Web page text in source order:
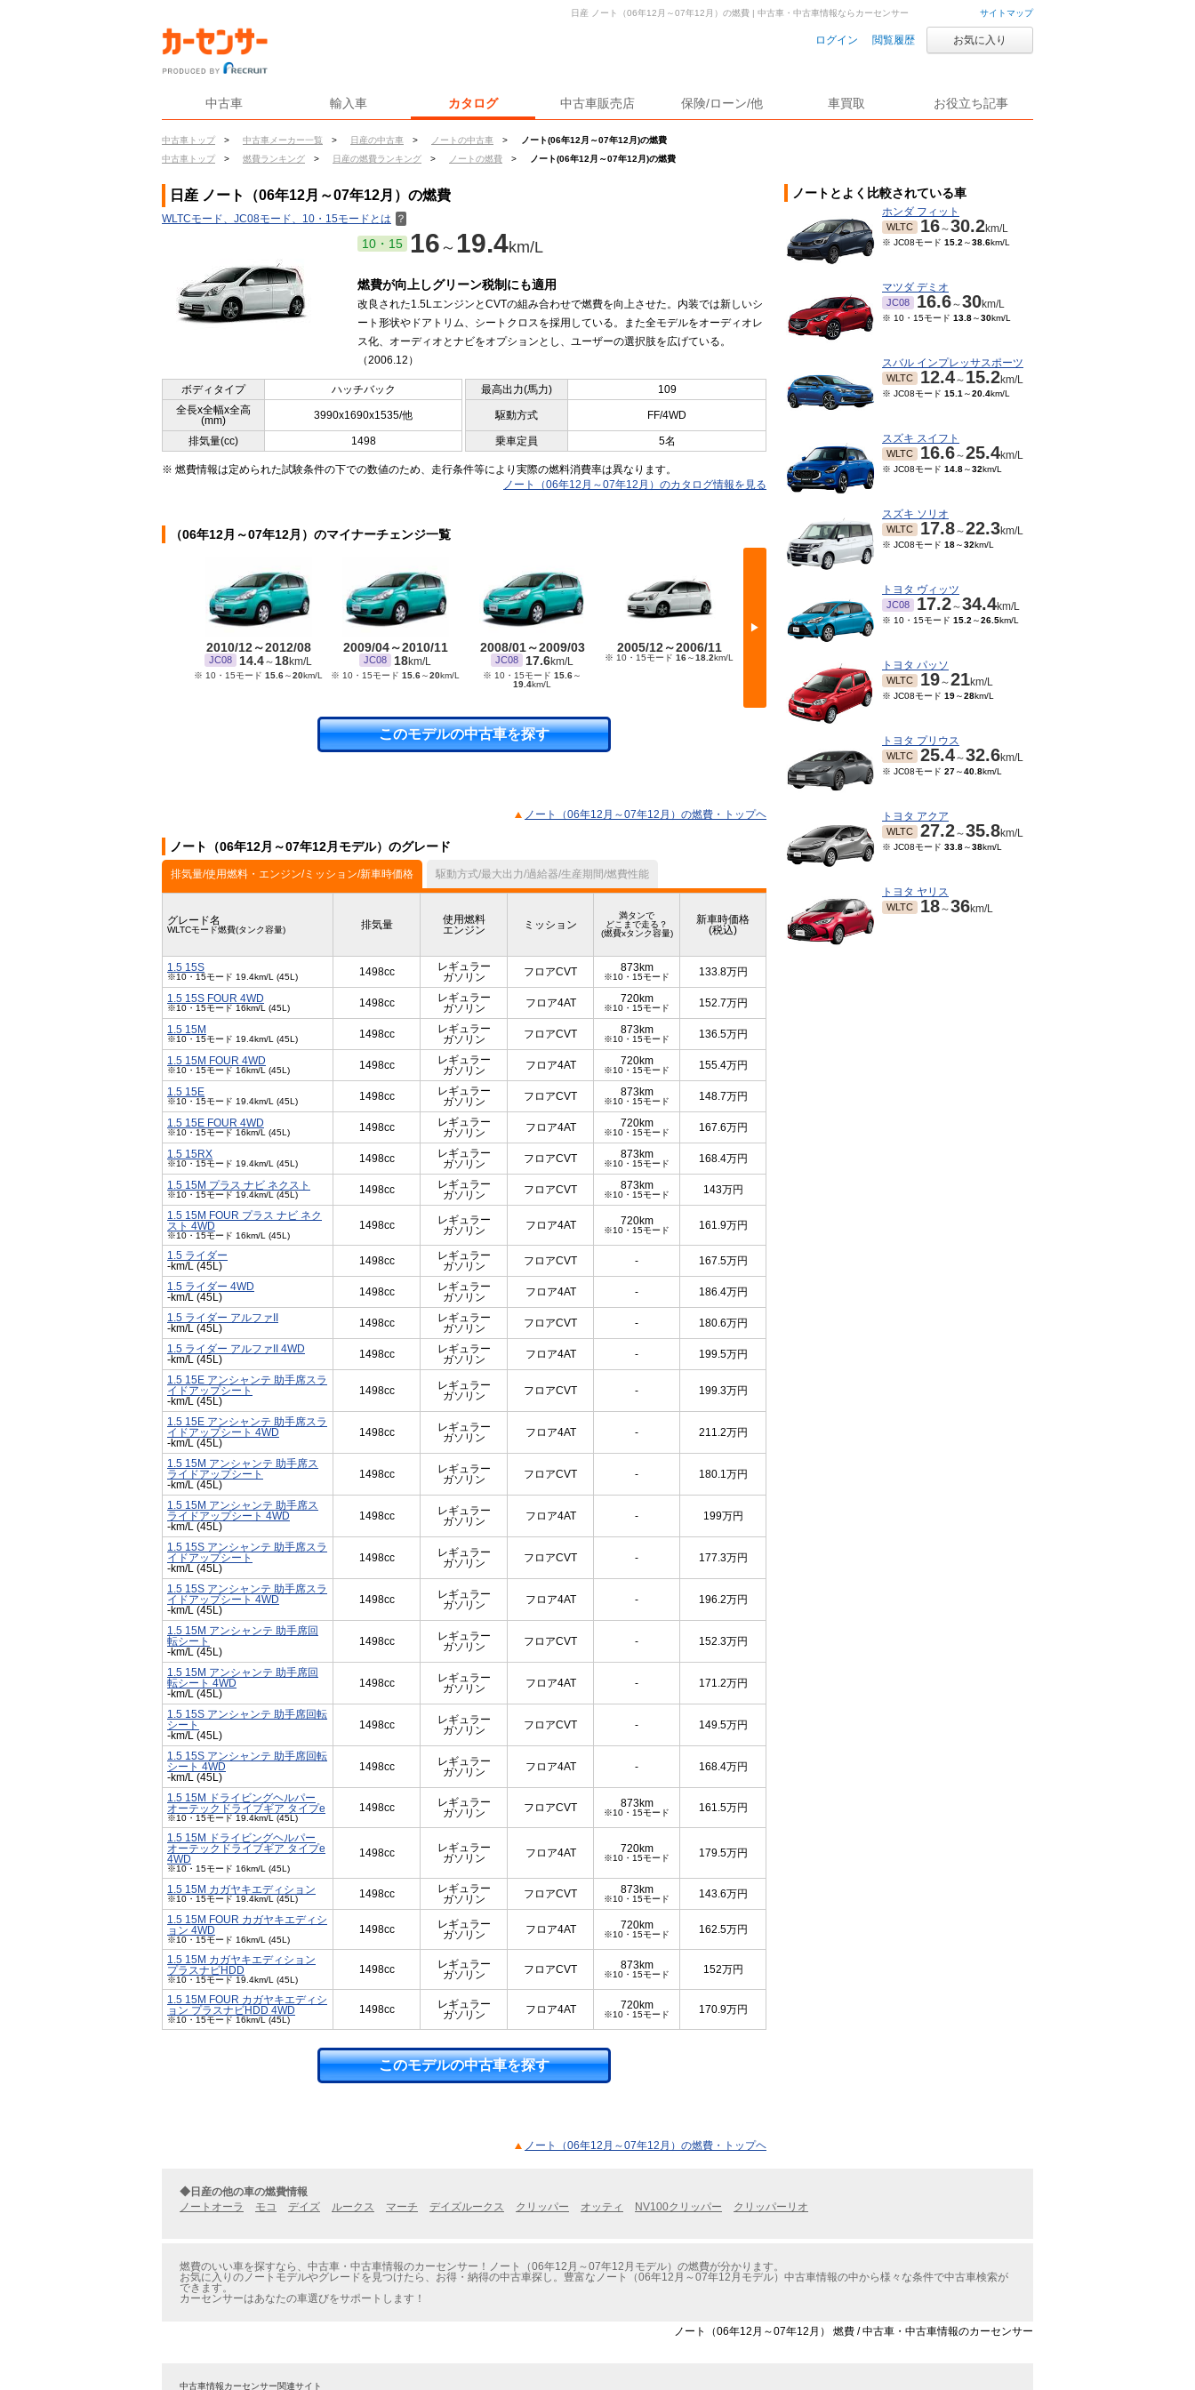
サイトマップ
ログイン 閲覧履歴 お気に入り
中古車 輸入車 カタログ 中古車販売店 保険/ローン/他 車買取 お役立ち記事
中古車トップ > 中古車メーカー一覧 > 日産の中古車 > ノートの中古車 >
ノート(06年12月～07年12月)の燃費
中古車トップ
> 燃費ランキング > 日産の燃費ランキング > ノートの燃費 > ノート(06年12月～07年12月)の燃費
日産 ノート（06年12月～07年12月）の燃費 | 中古車・中古車情報ならカーセンサー
日産 ノート（06年12月～07年12月）の燃費
WLTCモード、JC08モード、10・15モードとは ？
10・15 16 ～ 19.4km/L
燃費が向上しグリーン税制にも適用
改良された1.5LエンジンとCVTの組み合わせで燃費を向上させた。内装では新しいシ
ート形状やドアトリム、シートクロスを採用している。また全モデルをオーディオレ
ス化、オーディオとナビをオプションとし、ユーザーの選択肢を広げている。
（2006.12）
ボディタイプ ハッチバック 最高出力(馬力)
109
全長x全幅x全高
(mm)
3990x1690x1535/他 駆動方式 FF/4WD
排気量(cc) 1498 乗車定員 5名
※ 燃費情報は定められた試験条件の下での数値のため、走行条件等により実際の燃料消費率は異なります。
ノート（06年12月～07年12月）のカタログ情報を見る
（06年12月～07年12月）のマイナーチェンジ一覧
▶
2010/12～2012/08
JC08 14.4～18km/L
※ 10・15モード 15.6～20km/L
2009/04～2010/11
JC08 18km/L
※ 10・15モード 15.6～20km/L
2008/01～2009/03
JC08 17.6km/L
※ 10・15モード 15.6～
19.4km/L
2005/12～2006/11
※ 10・15モード 16～18.2km/L
このモデルの中古車を探す
ノート（06年12月～07年12月）の燃費・トップヘ
ノート（06年12月～07年12月モデル）のグレード
排気量/使用燃料・エンジン/ミッション/新車時価格 駆動方式/最大出力/過給器/生産期間/燃費性能
グレード名
WLTCモード燃費(タンク容量) 排気量
使用燃料
エンジン
ミッション
満タンで
どこまで走る？
(燃費xタンク容量)
新車時価格
(税込)
1.5 15S
※10・15モード 19.4km/L (45L) 1498cc
レギュラー
ガソリン
フロアCVT 873km
※10・15モード 133.8万円
1.5 15S FOUR 4WD
※10・15モード 16km/L (45L) 1498cc
レギュラー
ガソリン
フロア4AT 720km
※10・15モード 152.7万円
1.5 15M
※10・15モード 19.4km/L (45L) 1498cc
レギュラー
ガソリン
フロアCVT 873km
※10・15モード 136.5万円
1.5 15M FOUR 4WD
※10・15モード 16km/L (45L) 1498cc
レギュラー
ガソリン
フロア4AT 720km
※10・15モード 155.4万円
1.5 15E
※10・15モード 19.4km/L (45L) 1498cc
レギュラー
ガソリン
フロアCVT 873km
※10・15モード 148.7万円
1.5 15E FOUR 4WD
※10・15モード 16km/L (45L) 1498cc
レギュラー
ガソリン
フロア4AT 720km
※10・15モード 167.6万円
1.5 15RX
※10・15モード 19.4km/L (45L) 1498cc
レギュラー
ガソリン
フロアCVT 873km
※10・15モード 168.4万円
1.5 15M プラス ナビ ネクスト
※10・15モード 19.4km/L (45L) 1498cc
レギュラー
ガソリン
フロアCVT 873km
※10・15モード 143万円
1.5 15M FOUR プラス ナビ ネク
スト 4WD
※10・15モード 16km/L (45L)
1498cc
レギュラー
ガソリン
フロア4AT 720km
※10・15モード 161.9万円
1.5 ライダー
-km/L (45L)
1498cc
レギュラー
ガソリン
フロアCVT - 167.5万円
1.5 ライダー 4WD
-km/L (45L)
1498cc
レギュラー
ガソリン
フロア4AT - 186.4万円
1.5 ライダー アルファII
-km/L (45L)
1498cc
レギュラー
ガソリン
フロアCVT - 180.6万円
1.5 ライダー アルファII 4WD
-km/L (45L)
1498cc
レギュラー
ガソリン
フロア4AT - 199.5万円
1.5 15E アンシャンテ 助手席スラ
イドアップシート
-km/L (45L)
1498cc
レギュラー
ガソリン
フロアCVT - 199.3万円
1.5 15E アンシャンテ 助手席スラ
イドアップシート 4WD
-km/L (45L)
1498cc
レギュラー
ガソリン
フロア4AT - 211.2万円
1.5 15M アンシャンテ 助手席ス
ライドアップシート
-km/L (45L)
1498cc
レギュラー
ガソリン
フロアCVT - 180.1万円
1.5 15M アンシャンテ 助手席ス
ライドアップシート 4WD
-km/L (45L)
1498cc
レギュラー
ガソリン
フロア4AT - 199万円
1.5 15S アンシャンテ 助手席スラ
イドアップシート
-km/L (45L)
1498cc
レギュラー
ガソリン
フロアCVT - 177.3万円
1.5 15S アンシャンテ 助手席スラ
イドアップシート 4WD
-km/L (45L)
1498cc
レギュラー
ガソリン
フロア4AT - 196.2万円
1.5 15M アンシャンテ 助手席回
転シート
-km/L (45L)
1498cc
レギュラー
ガソリン
フロアCVT - 152.3万円
1.5 15M アンシャンテ 助手席回
転シート 4WD
-km/L (45L)
1498cc
レギュラー
ガソリン
フロア4AT - 171.2万円
1.5 15S アンシャンテ 助手席回転
シート
-km/L (45L)
1498cc
レギュラー
ガソリン
フロアCVT - 149.5万円
1.5 15S アンシャンテ 助手席回転
シート 4WD
-km/L (45L)
1498cc
レギュラー
ガソリン
フロア4AT - 168.4万円
1.5 15M ドライビングヘルパー
オーテックドライブギア タイプe
※10・15モード 19.4km/L (45L)
1498cc
レギュラー
ガソリン
フロアCVT 873km
※10・15モード 161.5万円
1.5 15M ドライビングヘルパー
オーテックドライブギア タイプe
4WD
※10・15モード 16km/L (45L)
1498cc
レギュラー
ガソリン
フロア4AT 720km
※10・15モード 179.5万円
1.5 15M カガヤキエディション
※10・15モード 19.4km/L (45L) 1498cc
レギュラー
ガソリン
フロアCVT 873km
※10・15モード 143.6万円
1.5 15M FOUR カガヤキエディシ
ョン 4WD
※10・15モード 16km/L (45L)
1498cc
レギュラー
ガソリン
フロア4AT 720km
※10・15モード 162.5万円
1.5 15M カガヤキエディション
プラスナビHDD
※10・15モード 19.4km/L (45L)
1498cc
レギュラー
ガソリン
フロアCVT 873km
※10・15モード 152万円
1.5 15M FOUR カガヤキエディシ
ョン プラスナビHDD 4WD
※10・15モード 16km/L (45L)
1498cc
レギュラー
ガソリン
フロア4AT 720km
※10・15モード 170.9万円
このモデルの中古車を探す
ノート（06年12月～07年12月）の燃費・トップヘ
ノートとよく比較されている車
ホンダ フィット
WLTC 16～30.2km/L
※ JC08モード 15.2 ～38.6km/L
マツダ デミオ
JC08 16.6～30km/L
※ 10・15モード 13.8～30km/L
スバル インプレッサスポーツ
WLTC 12.4～ 15.2km/L
※ JC08モード 15.1 ～20.4km/L
スズキ スイフト
WLTC 16.6～25.4km/L
※ JC08モード 14.8～32km/L
スズキ ソリオ
WLTC 17.8～22.3km/L
※ JC08モード 18～32km/L
トヨタ ヴィッツ
JC08 17.2～34.4km/L
※ 10・15モード 15.2 ～26.5km/L
トヨタ パッソ
WLTC 19～21km/L
※ JC08モード 19～28km/L
トヨタ プリウス
WLTC 25.4～32.6km/L
※ JC08モード 27～40.8km/L
トヨタ アクア
WLTC 27.2～35.8km/L
※ JC08モード 33.8～38km/L
トヨタ ヤリス
WLTC 18～36km/L
◆日産の他の車の燃費情報
ノートオーラ
モコ デイズ ルークス マーチ デイズルークス クリッパー オッティ NV100クリッパー クリッパーリオ
燃費のいい車を探すなら、中古車・中古車情報のカーセンサー！ノート（06年12月～07年12月モデル）の燃費が分かります。
お気に入りのノートモデルやグレードを見つけたら、お得・納得の中古車探し。豊富なノート（06年12月～07年12月モデル）中古車情報の中から様々な条件で中古車検索が
できます。
カーセンサーはあなたの車選びをサポートします！
ノート（06年12月～07年12月） 燃費 / 中古車・中古車情報のカーセンサー
中古車情報カーセンサー関連サイト